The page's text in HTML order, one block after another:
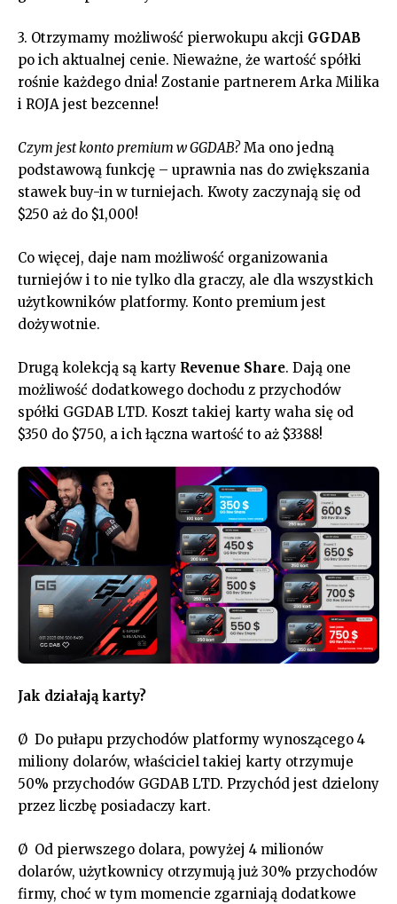
3. Otrzymamy możliwość pierwokupu akcji GGDAB
po ich aktualnej cenie. Nieważne, że wartość spółki
rośnie każdego dnia! Zostanie partnerem Arka Milika
i ROJA jest bezcenne!
Czym jest konto premium w GGDAB?Ma ono jedną
podstawową funkcję – uprawnia nas do zwiększania
stawek buy-in w turniejach. Kwoty zaczynają się od
$250 aż do $1,000!
Co więcej, daje nam możliwość organizowania
turniejów i to nie tylko dla graczy, ale dla wszystkich
użytkowników platformy. Konto premium jest
dożywotnie.
Drugą kolekcją są karty Revenue Share. Dają one
możliwość dodatkowego dochodu z przychodów
spółki GGDAB LTD. Koszt takiej karty waha się od
$350 do $750, a ich łączna wartość to aż $3388!
Jak działają karty?
Ø Do pułapu przychodów platformy wynoszącego 4
miliony dolarów, właściciel takiej karty otrzymuje
50% przychodów GGDAB LTD. Przychód jest dzielony
przez liczbę posiadaczy kart.
Ø Od pierwszego dolara, powyżej 4 milionów
dolarów, użytkownicy otrzymują już 30% przychodów
firmy, choć w tym momencie zgarniają dodatkowe